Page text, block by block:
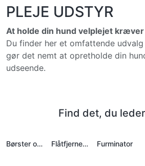
PLEJE UDSTYR
At holde din hund velplejet
Du finder her et omfattende
gør det nemt at opretholde din
udseende.
Find det, du
Børster og Karter Flåtfjernere Furminator